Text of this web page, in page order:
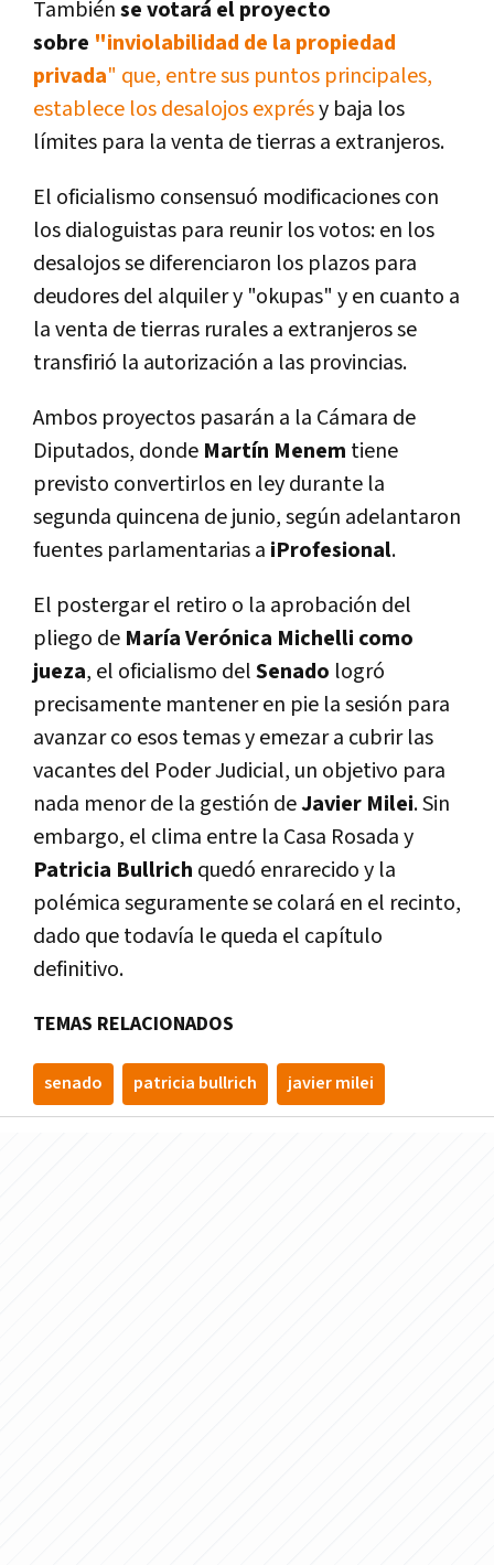
Tambiénse votará el proyecto
sobre "inviolabilidad de la propiedad
privada" que, entre sus puntos principales,
establece los desalojos exprésy baja los
límites para la venta de tierras a extranjeros.
El oficialismo consensuó modificaciones con
los dialoguistas para reunir los votos: en los
desalojos se diferenciaron los plazos para
deudores del alquiler y "okupas" y en cuanto a
la venta de tierras rurales a extranjeros se
transfirió la autorización a las provincias.
Ambos proyectos pasarán a la Cámara de
Diputados, donde Martín Menem tiene
previsto convertirlos en ley durante la
segunda quincena de junio, según adelantaron
fuentes parlamentarias a iProfesional.
El postergar el retiro o la aprobación del
pliego de María Verónica Michelli como
jueza, el oficialismo delSenado logró
precisamente mantener en pie la sesión para
avanzar co esos temas y emezar a cubrir las
vacantes del Poder Judicial, un objetivo para
nada menor de la gestión deJavier Milei. Sin
embargo, el clima entre la Casa Rosada y
Patricia Bullrich quedó enrarecido y la
polémica seguramente se colará en el recinto,
dado que todavía le queda el capítulo
definitivo.
TEMAS RELACIONADOS
senado patricia bullrich javier milei